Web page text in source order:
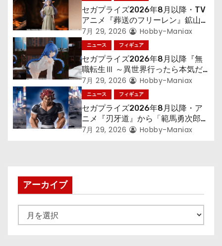
ョ
ン
セガプライズ2026年8月以降・TV
アニメ『葬送のフリーレン』鉱山で
300年働くことになっっちゃった
「フリーレン」を立体化！
7月 29, 2026 Hobby-Maniax
ニュース フィギュア
セガプライズ2026年8月以降『無
職転生Ⅲ ～異世界行ったら本気だ
す～』から「ロキシー」のフィギュ
アが登場！
7月 29, 2026 Hobby-Maniax
ニュース フィギュア
セガプライズ2026年8月以降・ア
ニメ『刃牙道』から「範馬勇次郎」
が登場ッッ!!
7月 29, 2026 Hobby-Maniax
アーカイブ
ー